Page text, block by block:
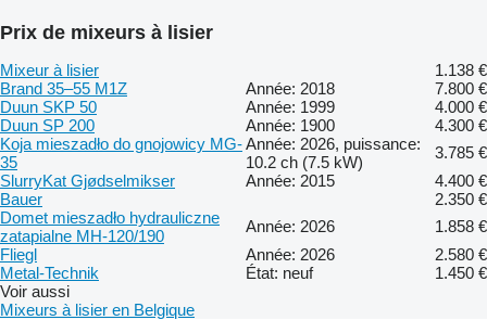
Prix de mixeurs à lisier
Mixeur à lisier
1.138 €
Brand 35–55 M1Z
Année: 2018
7.800 €
Duun SKP 50
Année: 1999
4.000 €
Duun SP 200
Année: 1900
4.300 €
Koja mieszadło do gnojowicy MG-
35
Année: 2026, puissance:
10.2 ch (7.5 kW)
3.785 €
SlurryKat Gjødselmikser
Année: 2015
4.400 €
Bauer
2.350 €
Domet mieszadło hydrauliczne
zatapialne MH-120/190
Année: 2026
1.858 €
Fliegl
Année: 2026
2.580 €
Metal-Technik
État: neuf
1.450 €
Voir aussi
Mixeurs à lisier en Belgique